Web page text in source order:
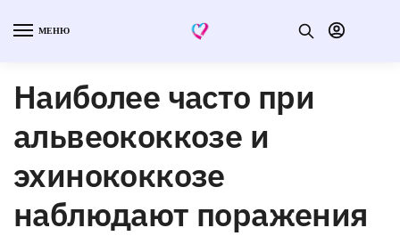
МЕНЮ
Наиболее часто при
альвеококкозе и
эхинококкозе
наблюдают поражения